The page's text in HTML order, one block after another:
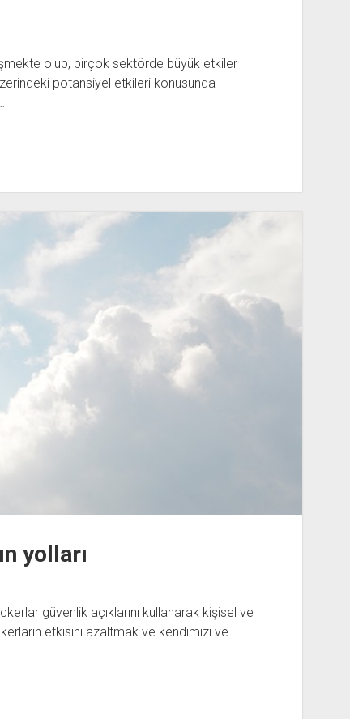
olup, birçok sektörde büyük etkiler
potansiyel etkileri konusunda
yolları
güvenlik açıklarını kullanarak kişisel ve
etkisini azaltmak ve kendimizi ve